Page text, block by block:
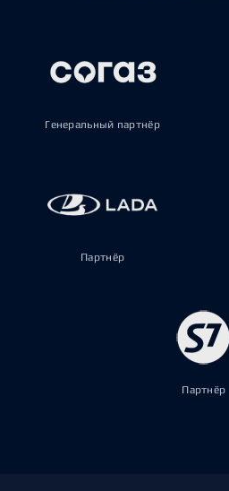
Генеральный партнёр
Партнёр
Партнёр